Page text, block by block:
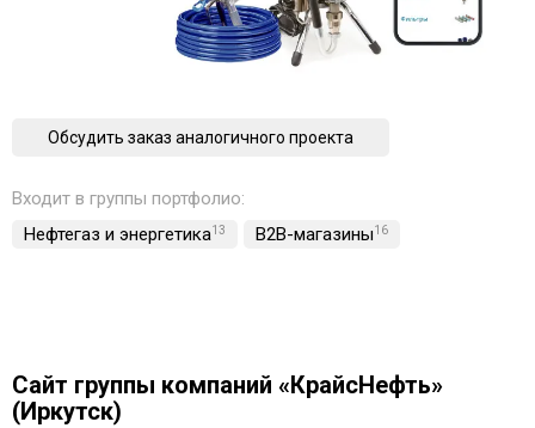
Обсудить заказ аналогичного проекта
Входит в группы портфолио:
Нефтегаз и энергетика13 B2B-магазины16
Сайт группы компаний «КрайсНефть»
(Иркутск)